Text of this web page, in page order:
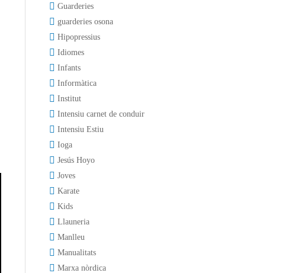
Guarderies
guarderies osona
Hipopressius
Idiomes
Infants
Informàtica
Institut
Intensiu carnet de conduir
Intensiu Estiu
Ioga
Jesús Hoyo
Joves
Karate
Kids
Llauneria
Manlleu
Manualitats
Marxa nòrdica